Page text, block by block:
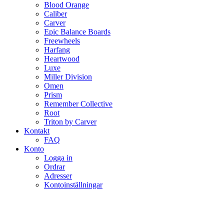
Blood Orange
Caliber
Carver
Epic Balance Boards
Freewheels
Harfang
Heartwood
Luxe
Miller Division
Omen
Prism
Remember Collective
Root
Triton by Carver
Kontakt
FAQ
Konto
Logga in
Ordrar
Adresser
Kontoinställningar